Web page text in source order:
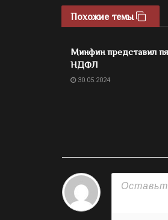
Похожие темы
Минфин представил
НДФЛ
30.05.2024